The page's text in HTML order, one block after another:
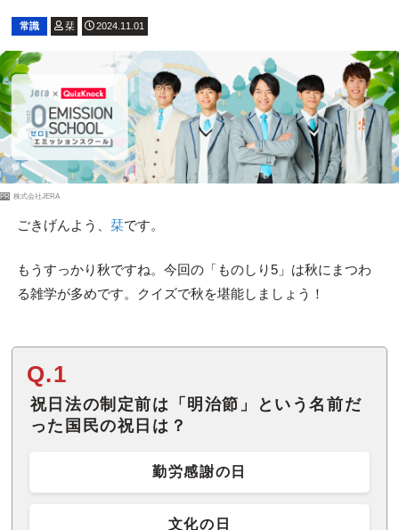
常識 栞 2024.11.01
PR 株式会社JERA
ごきげんよう、 栞です。
もうすっかり秋ですね。今回の「ものしり5」は秋にまつわ
る雑学が多めです。クイズで秋を堪能しましょう！
Q.1
祝日法の制定前は「明治節」という名前だ
った国民の祝日は？
勤労感謝の日
文化の日